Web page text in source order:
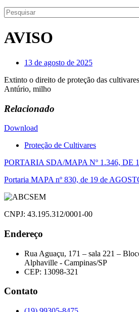
AVISO
13 de agosto de 2025
Extinto o direito de proteção das
Antúrio, milho
Relacionado
Download
Proteção de Cultivares
Navegação
de
Post
PORTARIA SDA/MAPA Nº 1.346, DE
Portaria MAPA nº 830, de 19 de
CNPJ: 43.195.312/0001-00
Endereço
Rua Aguaçu, 171 – sala 221 –
Alphaville - Campinas/SP
CEP: 13098-321
Contato